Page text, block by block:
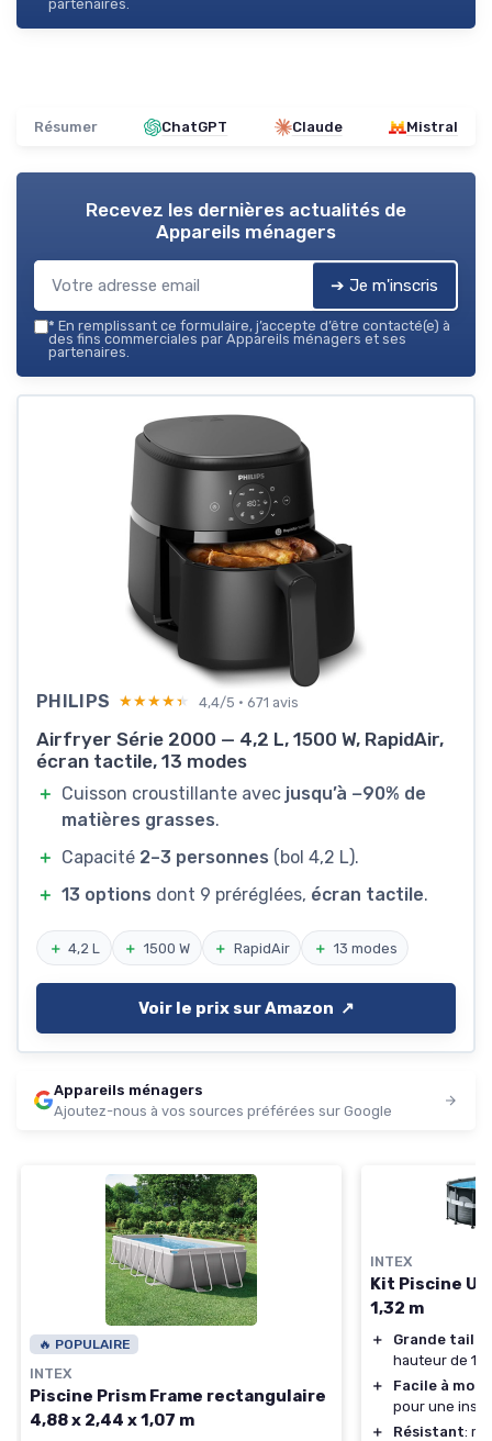
partenaires.
Résumer ChatGPT Claude Mistral
Recevez les dernières actualités de
Appareils ménagers
➔ Je m'inscris
* En remplissant ce formulaire, j’accepte d’être contacté(e) à
des fins commerciales par Appareils ménagers et ses
partenaires.
PHILIPS ★★★★★
★★★★★ 4,4/5 · 671 avis
Airfryer Série 2000 — 4,2 L, 1500 W, RapidAir,
écran tactile, 13 modes
＋ Cuisson croustillante avec jusqu’à −90% de
matières grasses.
＋ Capacité 2–3 personnes (bol 4,2 L).
＋ 13 options dont 9 préréglées, écran tactile.
＋ 4,2 L ＋ 1500 W ＋ RapidAir ＋ 13 modes
Voir le prix sur Amazon ↗️
Appareils ménagers
Ajoutez-nous à vos sources préférées sur Google
🔥 POPULAIRE
INTEX
Piscine Prism Frame rectangulaire
4,88 x 2,44 x 1,07 m
INTEX
Kit Piscine
1,32 m
＋ Grande taille
hauteur de
＋
Facile à
pour une
＋
Résistant: